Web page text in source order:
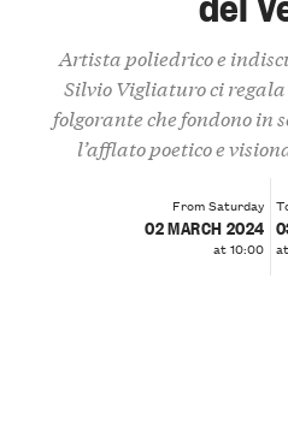
Artista poliedrico e
Silvio Vigliaturo ci
folgorante che fondono in
l’afflato poetico e
From Saturday
02 MARCH 2024
at 10:00